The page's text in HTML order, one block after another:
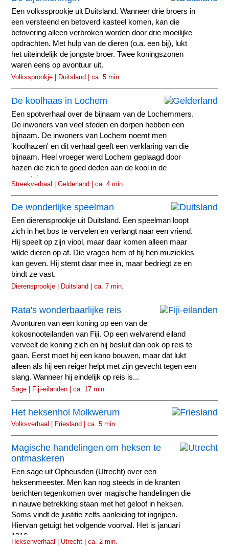
Een volkssprookje uit Duitsland. Wanneer drie broers in
een versteend en betoverd kasteel komen, kan die
betovering alleen verbroken worden door drie moeilijke
opdrachten. Met hulp van de dieren (o.a. een bij), lukt
het uiteindelijk de jongste broer. Twee koningszonen
waren eens op avontuur uit.
Volkssprookje | Duitsland | ca. 5 min.
De koolhaas in Lochem
Een spotverhaal over de bijnaam van de Lochemmers.
De inwoners van veel steden en dorpen hebben een
bijnaam. De inwoners van Lochem noemt men
'koolhazen' en dit verhaal geeft een verklaring van die
bijnaam. Heel vroeger werd Lochem geplaagd door
hazen die zich te goed deden aan de kool in de
moestuinen.
Streekverhaal | Gelderland | ca. 4 min.
De wonderlijke speelman
Een dierensprookje uit Duitsland. Een speelman loopt
zich in het bos te vervelen en verlangt naar een vriend.
Hij speelt op zijn viool, maar daar komen alleen maar
wilde dieren op af. Die vragen hem of hij hen muziekles
kan geven. Hij stemt daar mee in, maar bedriegt ze en
bindt ze vast.
Dierensprookje | Duitsland | ca. 7 min.
Rata's wonderbaarlijke reis
Avonturen van een koning op een van de
kokosnooteilanden van Fiji. Op een welvarend eiland
verveelt de koning zich en hij besluit dan ook op reis te
gaan. Eerst moet hij een kano bouwen, maar dat lukt
alleen als hij een reiger helpt met zijn gevecht tegen een
slang. Wanneer hij eindelijk op reis is...
Sage | Fiji-eilanden | ca. 17 min.
Het heksenhol Molkwerum
Volksverhaal | Friesland | ca. 5 min.
Magische handelingen om heksen te
ontmaskeren
Een sage uit Opheusden (Utrecht) over een
heksenmeester. Men kan nog steeds in de kranten
berichten tegenkomen over magische handelingen die
in nauwe betrekking staan met het geloof in heksen.
Soms vindt de justitie zelfs aanleiding tot ingrijpen.
Hiervan getuigt het volgende voorval. Het is januari
1918.
Heksenverhaal | Utrecht | ca. 2 min.